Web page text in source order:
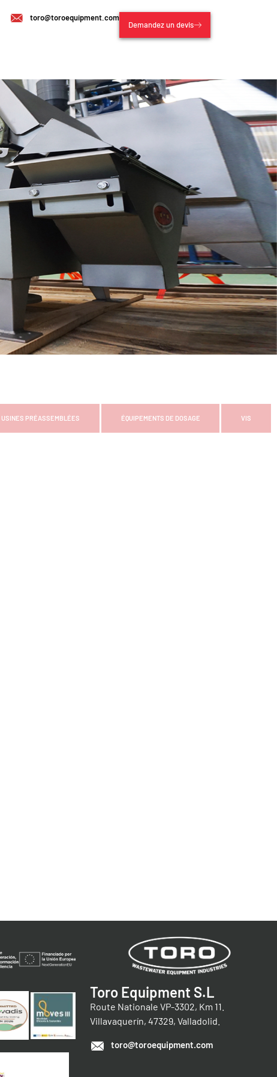
toro@toroequipment.com
Demandez un devis
USINES PRÉASSEMBLÉES ÉQUIPEMENTS DE DOSAGE VIS
Toro Equipment S.L
Route Nationale VP-3302, Km 11.
Villavaquerín, 47329, Valladolid.
toro@toroequipment.com